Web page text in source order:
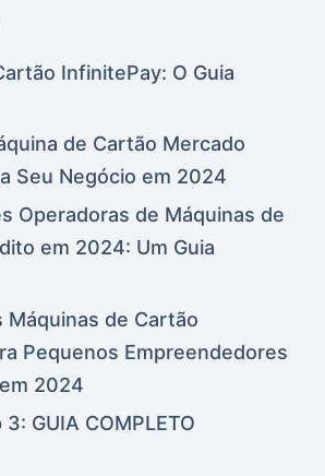
InfinitePay: O Guia
de Cartão Mercado
Seu Negócio em 2024
Operadoras de Máquinas de
em 2024: Um Guia
Máquinas de Cartão
Pequenos Empreendedores
2024
GUIA COMPLETO